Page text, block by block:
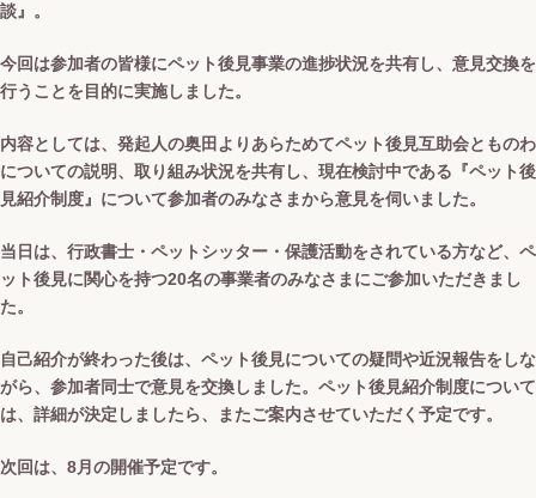
談』。
今回は参加者の皆様にペット後見事業の進捗状況を共有し、意見交換を
行うことを目的に実施しました。
内容としては、発起人の奥田よりあらためてペット後見互助会とものわ
についての説明、取り組み状況を共有し、現在検討中である『ペット後
見紹介制度』について参加者のみなさまから意見を伺いました。
当日は、行政書士・ペットシッター・保護活動をされている方など、ペ
ット後見に関心を持つ20名の事業者のみなさまにご参加いただきまし
た。
自己紹介が終わった後は、ペット後見についての疑問や近況報告をしな
がら、参加者同士で意見を交換しました。ペット後見紹介制度について
は、詳細が決定しましたら、またご案内させていただく予定です。
次回は、8月の開催予定です。